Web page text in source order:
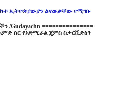
ኢትዮጵያውያን ልናውቃቸው የሚገቡ
Gudayachn ===============
ስር የአድሚራል ጄምስ ስታርቪድስን